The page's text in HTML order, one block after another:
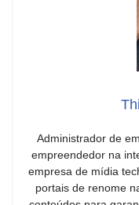
Administrador de
empreendedor na
empresa de mídia
portais de renome